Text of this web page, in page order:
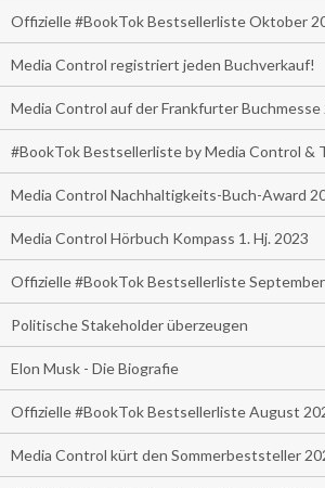
Offizielle #BookTok Bestsellerliste Oktober
Media Control registriert jeden Buchverkauf!
Media Control auf der Frankfurter Buchmesse
#BookTok Bestsellerliste by Media Control &
Media Control Nachhaltigkeits-Buch-Award
Media Control Hörbuch Kompass 1. Hj. 2023
Offizielle #BookTok Bestsellerliste
Politische Stakeholder überzeugen
Elon Musk - Die Biografie
Offizielle #BookTok Bestsellerliste August
Media Control kürt den Sommerbeststeller